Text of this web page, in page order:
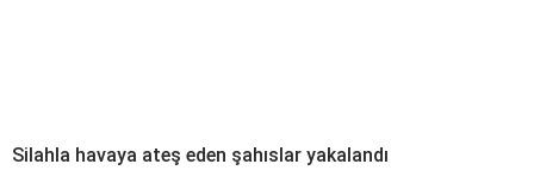
Silahla havaya ateş eden şahıslar yakalandı